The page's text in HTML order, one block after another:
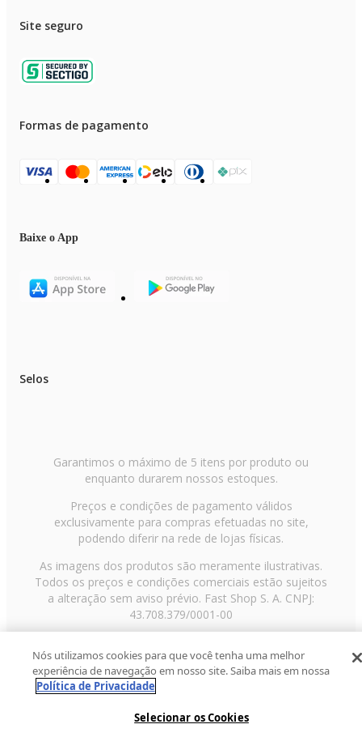
Site seguro
Formas de pagamento
Baixe o App
Selos
Garantimos o máximo de 5 itens por produto ou
enquanto durarem nossos estoques.
Preços e condições de pagamento válidos
exclusivamente para compras efetuadas no site,
podendo diferir na rede de lojas físicas.
As imagens dos produtos são meramente ilustrativas.
Todos os preços e condições comerciais estão sujeitos
a alteração sem aviso prévio. Fast Shop S. A. CNPJ:
43.708.379/0001-00
Paulo/SP, CEP 02029-001, Telefone: 11 3003-3728 ©
2013 Fast Shop - Todos os direitos reservadosRF
Nós utilizamos cookies para que você tenha uma melhor
experiência de navegação em nosso site. Saiba mais em nossa
Política de Privacidade
Selecionar os Cookies